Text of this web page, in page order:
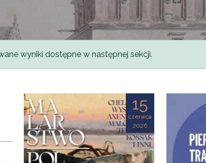
wyniki dostępne w następnej sekcji.
15
czerwca
2026